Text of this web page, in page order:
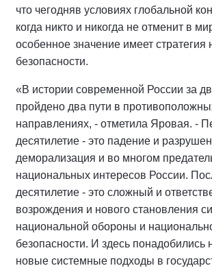
что чегодняв условиях глобальной
когда никто и никогда не отменит в
особенное значение имеет стратегия
безопасности.
«В истории современной России за
пройдено два пути в
направлениях, - отметила Яровая. -
десятилетие - это падение и
деморализация и во многом
национальных интересов России.
десятилетие - это сложный и
возрождения и нового становления
национальной обороны и
безопасности. И здесь понадобились
новые системные подходы в